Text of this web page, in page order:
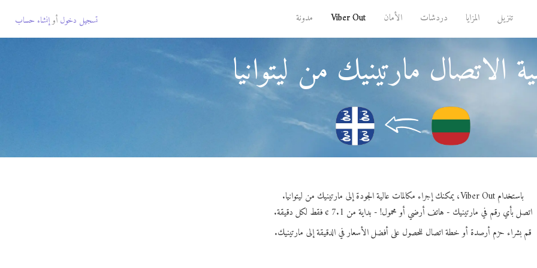
تنزيل المزايا دردشات الأمان Viber Out مدونة تسجيل دخول أوإنشاء حساب
الاتصال مارتينيك من ليتوانيا
باستخدام Viber Out، يمكنك إجراء مكالمات عالية الجودة إلى مارتينيك من ليتوانيا.
اتصل بأي رقم في مارتينيك - هاتف أرضي أو محمول! - بداية من 7.1 ¢ فقط لكل دقيقة.
قم بشراء حزم أرصدة أو خطة اتصال للحصول على أفضل الأسعار في الدقيقة إلى مارتينيك.